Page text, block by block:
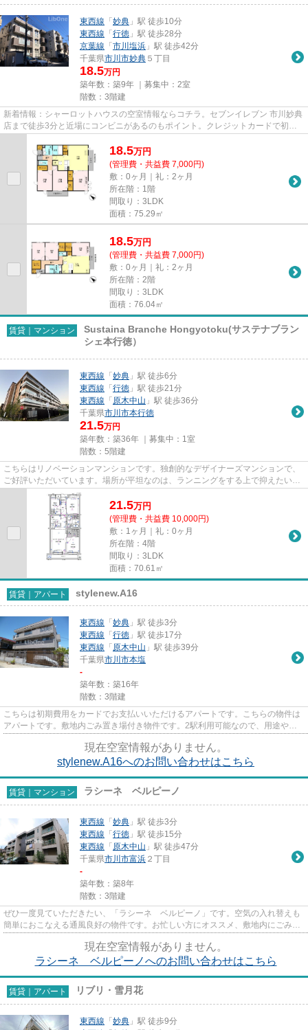
東西線 「 妙典 」駅 徒歩10分
東西線 「 行徳 」駅 徒歩28分
京葉線 「 市川塩浜 」駅 徒歩42分
千葉県市川市妙典 ５丁目
18.5万円
築年数：築9年 ｜募集中： 2室
階数：3階建
新着情報：シャーロットハウスの空室情報ならコチラ。セブンイレブン 市川妙典
店まで徒歩3分と近場にコンビニがあるのもポイント。クレジットカードで初期
18.5万円
(管理費・共益費 7,000円)
敷：0ヶ月｜礼：2ヶ月
所在階：1階
間取り：3LDK
面積：75.29㎡
18.5万円
(管理費・共益費 7,000円)
敷：0ヶ月｜礼：2ヶ月
所在階：2階
間取り：3LDK
面積：76.04㎡
賃貸｜マンション
Sustaina Branche Hongyotoku(サステナブラン
シェ本行徳）
東西線 「 妙典 」駅 徒歩6分
東西線 「 行徳 」駅 徒歩21分
東西線 「 原木中山 」駅 徒歩36分
千葉県市川市本行徳
21.5万円
築年数：築36年 ｜募集中： 1室
階数：5階建
こちらはリノベーションマンションです。独創的なデザイナーズマンションで、
ご好評いただいています。場所が平坦なのは、ランニングをする上で抑えたいポ
イントですね。こちらは初期...
21.5万円
(管理費・共益費 10,000円)
敷：1ヶ月｜礼：0ヶ月
所在階：4階
間取り：3LDK
面積：70.61㎡
賃貸｜アパート stylenew.A16
東西線 「 妙典 」駅 徒歩3分
東西線 「 行徳 」駅 徒歩17分
東西線 「 原木中山 」駅 徒歩39分
千葉県市川市本塩
-
築年数：築16年
階数：3階建
こちらは初期費用をカードでお支払いいただけるアパートです。こちらの物件は
アパートです。敷地内ごみ置き場付き物件です。2駅利用可能なので、用途や行
現在空室情報がありません。
stylenew.A16へのお問い合わせはこちら
賃貸｜マンション ラシーネ ベルピーノ
東西線 「 妙典 」駅 徒歩3分
東西線 「 行徳 」駅 徒歩15分
東西線 「 原木中山 」駅 徒歩47分
千葉県市川市富浜 ２丁目
-
築年数：築8年
階数：3階建
ぜひ一度見ていただきたい、「ラシーネ ベルピーノ」です。空気の入れ替えも
簡単におこなえる通風良好の物件です。お忙しい方にオススメ、敷地内にごみ置
現在空室情報がありません。
ラシーネ ベルピーノへのお問い合わせはこちら
賃貸｜アパート リブリ・雪月花
東西線 「 妙典 」駅 徒歩9分